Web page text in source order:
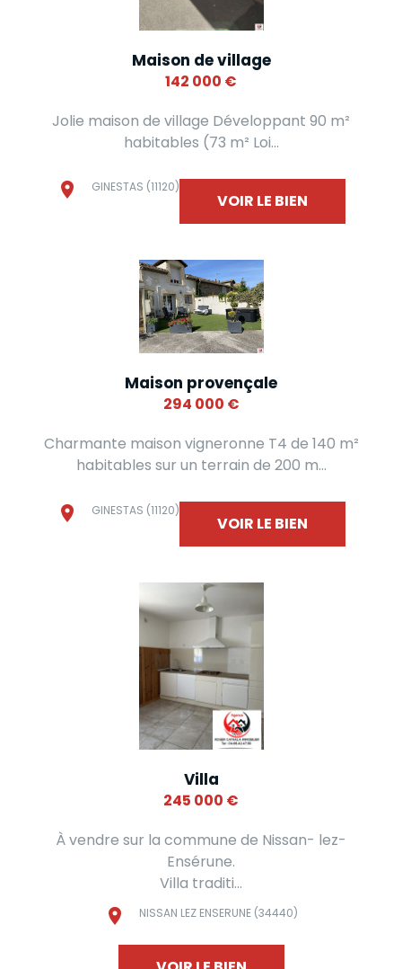
Maison de village
142 000 €
Jolie maison de village Développant 90 m²
habitables (73 m² Loi...
GINESTAS (11120)
VOIR LE BIEN
Maison provençale
294 000 €
Charmante maison vigneronne T4 de 140 m²
habitables sur un terrain de 200 m...
GINESTAS (11120)
VOIR LE BIEN
Villa
245 000 €
À vendre sur la commune de Nissan- lez-
Ensérune.
Villa traditi...
NISSAN LEZ ENSERUNE (34440)